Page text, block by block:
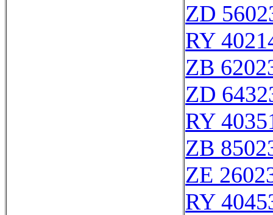
ZD
RY
ZB
ZD
RY
ZB
ZE
RY